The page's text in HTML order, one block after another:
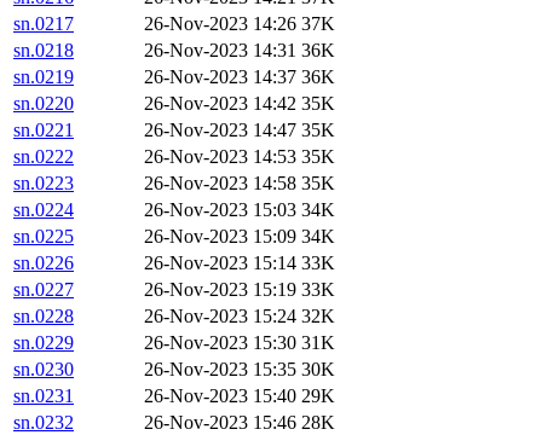
sn.0217
26-Nov-2023 14:26 37K
sn.0218
26-Nov-2023 14:31 36K
sn.0219
26-Nov-2023 14:37 36K
sn.0220
26-Nov-2023 14:42 35K
sn.0221
26-Nov-2023 14:47 35K
sn.0222
26-Nov-2023 14:53 35K
sn.0223
26-Nov-2023 14:58 35K
sn.0224
26-Nov-2023 15:03 34K
sn.0225
26-Nov-2023 15:09 34K
sn.0226
26-Nov-2023 15:14 33K
sn.0227
26-Nov-2023 15:19 33K
sn.0228
26-Nov-2023 15:24 32K
sn.0229
26-Nov-2023 15:30 31K
sn.0230
26-Nov-2023 15:35 30K
sn.0231
26-Nov-2023 15:40 29K
sn.0232
26-Nov-2023 15:46 28K